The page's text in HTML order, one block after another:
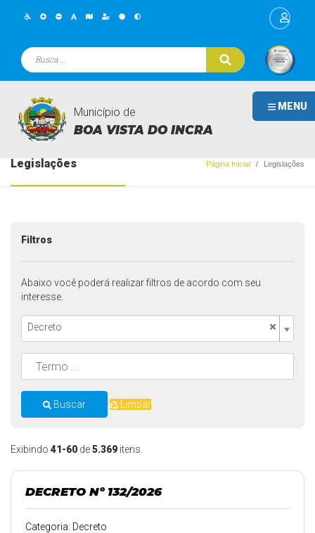
MENU
Município de
BOA VISTA DO INCRA
Legislações Página Inicial Legislações
Exibindo 41-60 de5.369 itens.
DECRETO Nº 132/2026
Categoria: Decreto
Filtros
Abaixo você poderá realizar filtros de acordo com seu
interesse.
×
Decreto
Buscar Limpar